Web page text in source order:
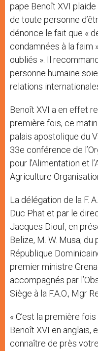
pape Benoît XVI
de toute personne
dénonce le fait que «
condamnées à la faim
oubliés ». Il
personne humaine
relations
Benoît XVI a en effet
première fois, ce
palais apostolique du
33e conférence de
pour l’Alimentation et
Agriculture
La délégation de la F.
Duc Phat et par le
Jacques Diouf, en
Belize, M. W. Musa;
République
premier ministre
accompagnés par
Siège à la F.A.O., Mgr
« C’est la première
Benoît XVI en anglais,
connaître de près